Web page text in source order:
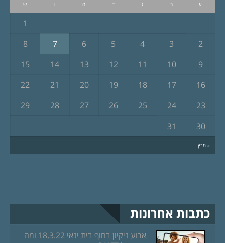
א ב ג ד ה ו ש
« מרץ
1
2
3
4
5
6
7
8
9
10
11
12
13
14
15
16
17
18
19
20
21
22
23
24
25
26
27
28
29
30
31
כתבות אחרונות
ארוע ניקיון בחוף בית ינאי 18.3.22 ומה